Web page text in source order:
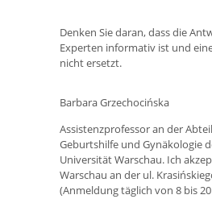
Denken Sie daran, dass die
Experten informativ ist und
nicht ersetzt.
Barbara Grzechocińska
Assistenzprofessor an der
Geburtshilfe und Gynäkologie
Universität Warschau. Ich
Warschau an der ul.
(Anmeldung täglich von 8 bis